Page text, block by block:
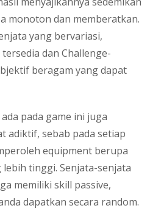
monoton dan memberatkan.
yang bervariasi,
dan Challenge-
beragam yang dapat
pada game ini juga
adiktif, sebab pada setiap
equipment berupa
tinggi. Senjata-senjata
memiliki skill passive,
dapatkan secara random.